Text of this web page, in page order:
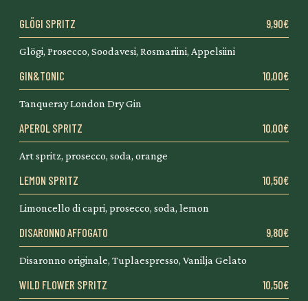
GLÖGI SPRITZ 9,90€
Glögi, Prosecco, Soodavesi, Rosmariini, Appelsiini
GIN&TONIC 10,00€
Tanqueray London Dry Gin
APEROL SPRITZ 10,00€
Art spritz, prosecco, soda, orange
LEMON SPRITZ 10,50€
Limoncello di capri, prosecco, soda, lemon
DISARONNO AFFOGATO 9,80€
Disaronno originale, Tuplaespresso, Vanilja Gelato
WILD FLOWER SPRITZ 10,50€